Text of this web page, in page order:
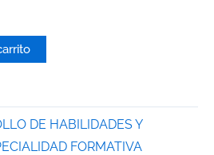
DE HABILIDADES Y
FORMATIVA